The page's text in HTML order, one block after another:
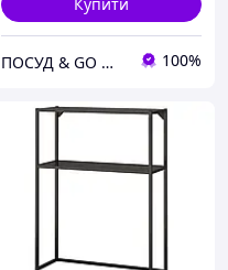
ПОСУД & GO МАРКЕТ 100%